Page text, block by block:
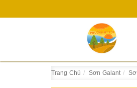
Trang Chủ Sơn Galant